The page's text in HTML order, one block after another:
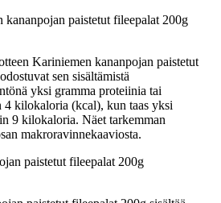
paistetut fileepalat 200g
Kariniemen kananpojan paistetut
sen sisältämistä
yksi gramma proteiinia tai
4 kilokaloria (kcal), kun taas yksi
9 kilokaloria. Näet tarkemman
makroravinnekaaviosta.
paistetut fileepalat 200g